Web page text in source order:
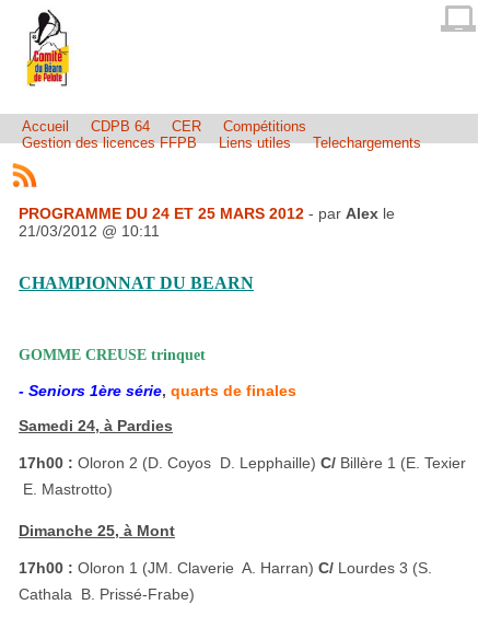
Accueil CDPB 64 CER
Compétitions
Gestion des licences FFPB
Liens utiles Telechargements
PROGRAMME DU 24 ET 25 MARS 2012 - parAlex le
21/03/2012 @ 10:11
CHAMPIONNAT DU BEARN
GOMME CREUSE trinquet
- Seniors 1ère série,quarts de finales
Samedi 24, à Pardies
17h00 : Oloron 2 (D. Coyos  D. Lepphaille)C/ Billère 1 (E. Texier
 E. Mastrotto)
Dimanche 25, à Mont
17h00 :Oloron 1 (JM. Claverie  A. Harran)C/ Lourdes 3 (S.
Cathala  B. Prissé-Frabe)